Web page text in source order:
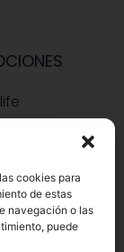
cookies para
de estas
navegación o las
puede